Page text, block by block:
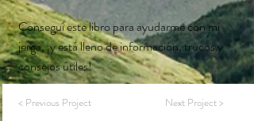
Conseguí este libro para ayudarme con mi
jerga, ¡y está lleno de información, trucos y
consejos útiles!
< Previous Project Next Project >